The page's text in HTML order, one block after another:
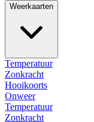
Weerkaarten
Temperatuur
Zonkracht
Hooikoorts
Onweer
Temperatuur
Zonkracht